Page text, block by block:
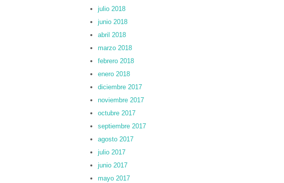
julio 2018
junio 2018
abril 2018
marzo 2018
febrero 2018
enero 2018
diciembre 2017
noviembre 2017
octubre 2017
septiembre 2017
agosto 2017
julio 2017
junio 2017
mayo 2017